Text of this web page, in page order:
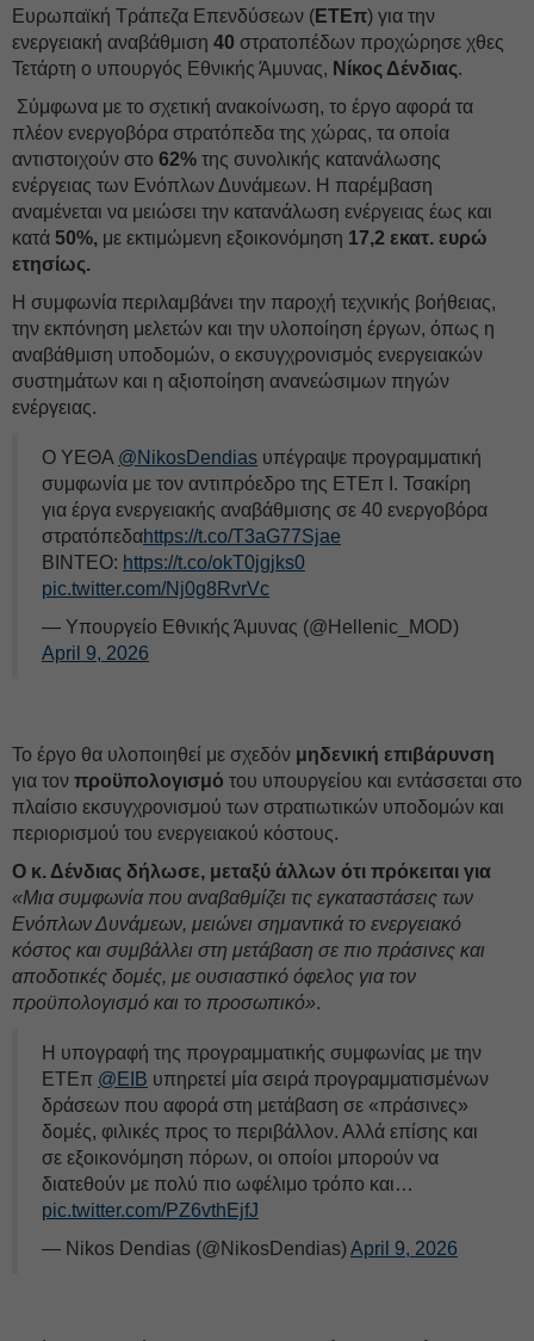
Ευρωπαϊκή Τράπεζα Επενδύσεων (ΕΤΕπ) για την
ενεργειακή αναβάθμιση 40 στρατοπέδων προχώρησε χθες
Τετάρτη ο υπουργός Εθνικής Άμυνας, Νίκος Δένδιας.
Σύμφωνα με το σχετική ανακοίνωση, το έργο αφορά τα
πλέον ενεργοβόρα στρατόπεδα της χώρας, τα οποία
αντιστοιχούν στο 62% της συνολικής κατανάλωσης
ενέργειας των Ενόπλων Δυνάμεων. Η παρέμβαση
αναμένεται να μειώσει την κατανάλωση ενέργειας έως και
κατά 50%, με εκτιμώμενη εξοικονόμηση 17,2 εκατ. ευρώ
ετησίως.
Η συμφωνία περιλαμβάνει την παροχή τεχνικής βοήθειας,
την εκπόνηση μελετών και την υλοποίηση έργων, όπως η
αναβάθμιση υποδομών, ο εκσυγχρονισμός ενεργειακών
συστημάτων και η αξιοποίηση ανανεώσιμων πηγών
ενέργειας.
Ο ΥΕΘΑ @NikosDendias υπέγραψε προγραμματική
συμφωνία με τον αντιπρόεδρο της ΕΤΕπ Ι. Τσακίρη
για έργα ενεργειακής αναβάθμισης σε 40 ενεργοβόρα
στρατόπεδαhttps://t.co/T3aG77Sjae
BINTEO: https://t.co/okT0jgjks0
pic.twitter.com/Nj0g8RvrVc
— Υπουργείο Εθνικής Άμυνας (@Hellenic_MOD)
April 9, 2026
Το έργο θα υλοποιηθεί με σχεδόν μηδενική επιβάρυνση
για τον προϋπολογισμό του υπουργείου και εντάσσεται στο
πλαίσιο εκσυγχρονισμού των στρατιωτικών υποδομών και
περιορισμού του ενεργειακού κόστους.
Ο κ. Δένδιας δήλωσε, μεταξύ άλλων ότι πρόκειται για
«Μια συμφωνία που αναβαθμίζει τις εγκαταστάσεις των
Ενόπλων Δυνάμεων, μειώνει σημαντικά το ενεργειακό
κόστος και συμβάλλει στη μετάβαση σε πιο πράσινες και
αποδοτικές δομές, με ουσιαστικό όφελος για τον
προϋπολογισμό και το προσωπικό».
Η υπογραφή της προγραμματικής συμφωνίας με την
ΕΤΕπ @EIB υπηρετεί μία σειρά προγραμματισμένων
δράσεων που αφορά στη μετάβαση σε «πράσινες»
δομές, φιλικές προς το περιβάλλον. Αλλά επίσης και
σε εξοικονόμηση πόρων, οι οποίοι μπορούν να
διατεθούν με πολύ πιο ωφέλιμο τρόπο και…
pic.twitter.com/PZ6vthEjfJ
— Nikos Dendias (@NikosDendias)April 9, 2026